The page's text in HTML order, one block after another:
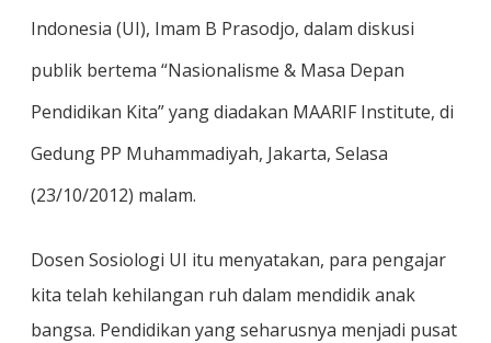
Indonesia (UI), Imam B Prasodjo, dalam diskusi
publik bertema “Nasionalisme & Masa Depan
Pendidikan Kita” yang diadakan MAARIF Institute, di
Gedung PP Muhammadiyah, Jakarta, Selasa
(23/10/2012) malam.
Dosen Sosiologi UI itu menyatakan, para pengajar
kita telah kehilangan ruh dalam mendidik anak
bangsa. Pendidikan yang seharusnya menjadi pusat